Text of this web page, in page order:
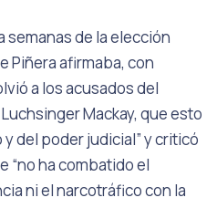
semanas de la elección
Piñera afirmaba, con
a los acusados del
Mackay, que esto
y del poder judicial” y criticó
“no ha combatido el
ni el narcotráfico con la